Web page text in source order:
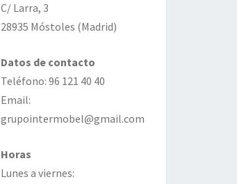
C/ Larra, 3
28935 Móstoles (Madrid)
Datos de contacto
Teléfono: 96 121 40 40
Email:
grupointermobel@gmail.com
Horas
Lunes a viernes: